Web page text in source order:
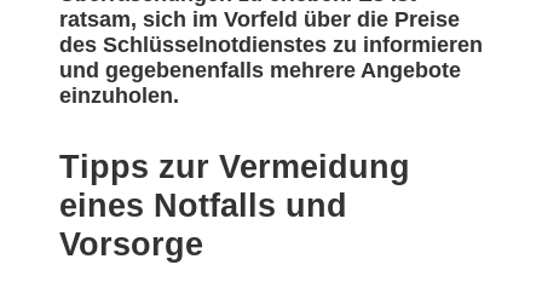
ratsam, sich im Vorfeld über die Preise
des Schlüsselnotdienstes zu informieren
und gegebenenfalls mehrere Angebote
einzuholen.
Tipps zur Vermeidung
eines Notfalls und
Vorsorge